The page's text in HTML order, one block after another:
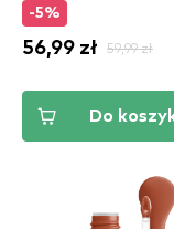
-5%
56,99 zł 59,99 zł
Do